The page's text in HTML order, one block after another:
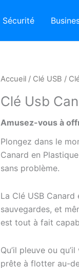
Sécurité
Accueil / Clé USB /
Clé Usb
Amusez-vous à
Plongez dans le
Canard en
sans problème.
La Clé USB
sauvegardes, et
est tout à fait
Qu’il pleuve ou
prête à flotter au-